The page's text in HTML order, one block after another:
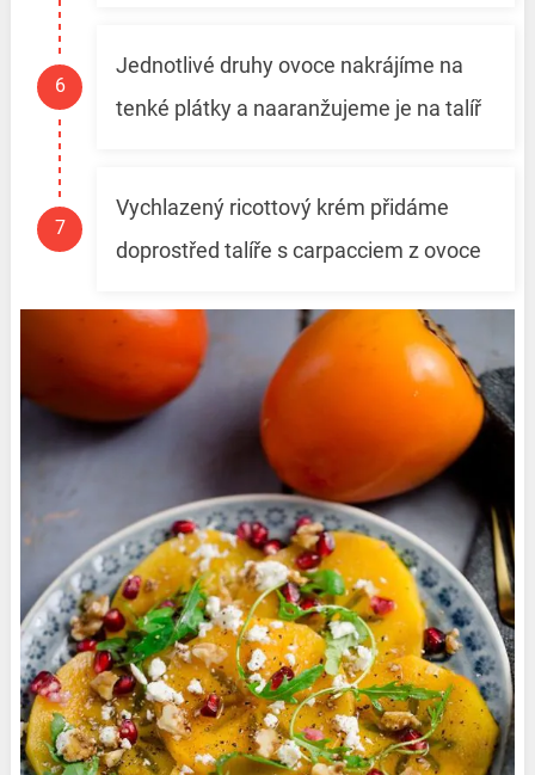
Jednotlivé druhy ovoce nakrájíme na
tenké plátky a naaranžujeme je na talíř
Vychlazený ricottový krém přidáme
doprostřed talíře s carpacciem z ovoce